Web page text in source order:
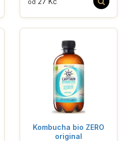
od
Kombucha bio ZERO
original